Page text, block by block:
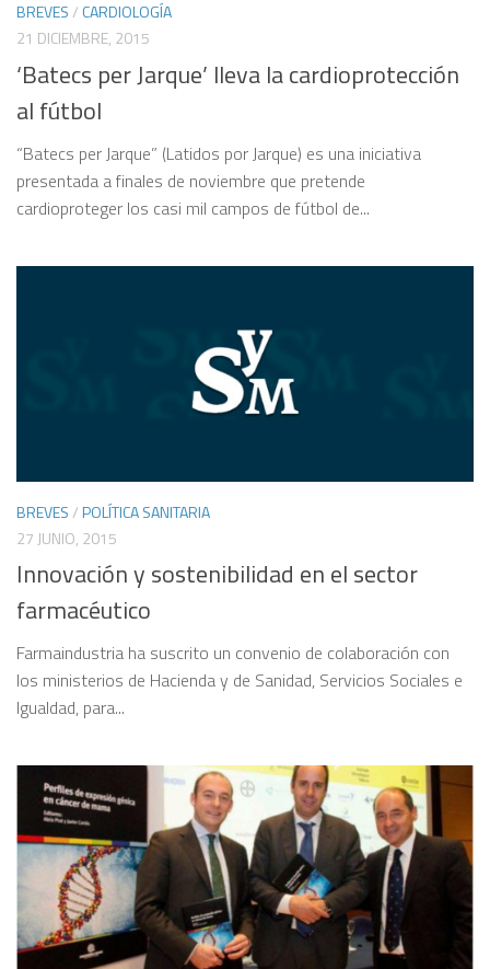
BREVES/ CARDIOLOGÍA
21 DICIEMBRE, 2015
‘Batecs per Jarque’ lleva la cardioprotección
al fútbol
“Batecs per Jarque” (Latidos por Jarque) es una iniciativa
presentada a finales de noviembre que pretende
cardioproteger los casi mil campos de fútbol de...
BREVES/POLÍTICA SANITARIA
27 JUNIO, 2015
Innovación y sostenibilidad en el sector
farmacéutico
Farmaindustria ha suscrito un convenio de colaboración con
los ministerios de Hacienda y de Sanidad, Servicios Sociales e
Igualdad, para...